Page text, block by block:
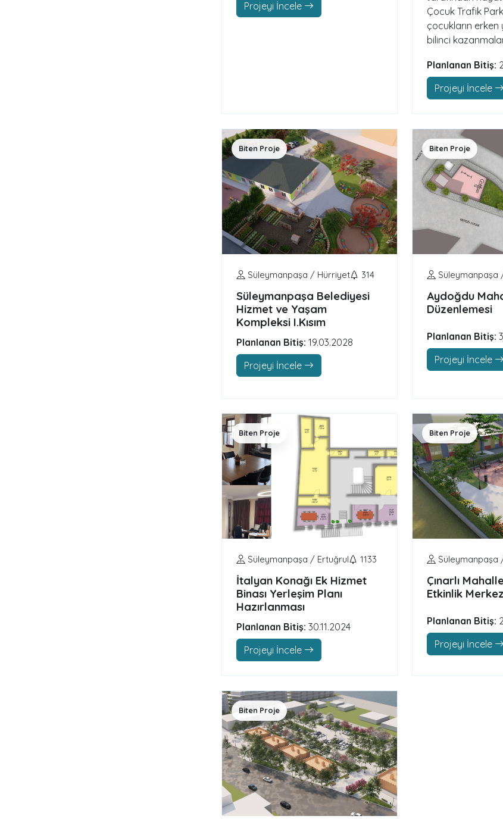
Projeyi İncele
Çocuk Trafik
çocukların
bilinci
Planlanan Bitiş:
Projeyi İncele
Biten Proje
Süleymanpaşa / Hürriyet 314
Süleymanpaşa Belediyesi
Hizmet ve Yaşam
Kompleksi I.Kısım
Planlanan Bitiş: 19.03.2028
Projeyi İncele
Biten Proje
Süleymanpaşa
Aydoğdu
Düzenlemesi
Planlanan Bitiş:
Projeyi İncele
Biten Proje
Süleymanpaşa / Ertuğrul 1133
İtalyan Konağı Ek Hizmet
Binası Yerleşim Planı
Hazırlanması
Planlanan Bitiş: 30.11.2024
Projeyi İncele
Biten Proje
Süleymanpaşa /
Çınarlı
Etkinlik
Planlanan Bitiş:
Projeyi İncele
Biten Proje